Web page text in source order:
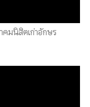
มนิสิตเก่าอักษร